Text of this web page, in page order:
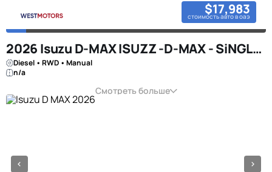
$17,983
стоимость авто в оаэ
2026 Isuzu D-MAX ISUZZ -D-MAX - SiNGLE CAB - 4x2 - 2.5L - DiESEL - BLACK
Diesel • RWD • Manual
n/a
Смотреть больше